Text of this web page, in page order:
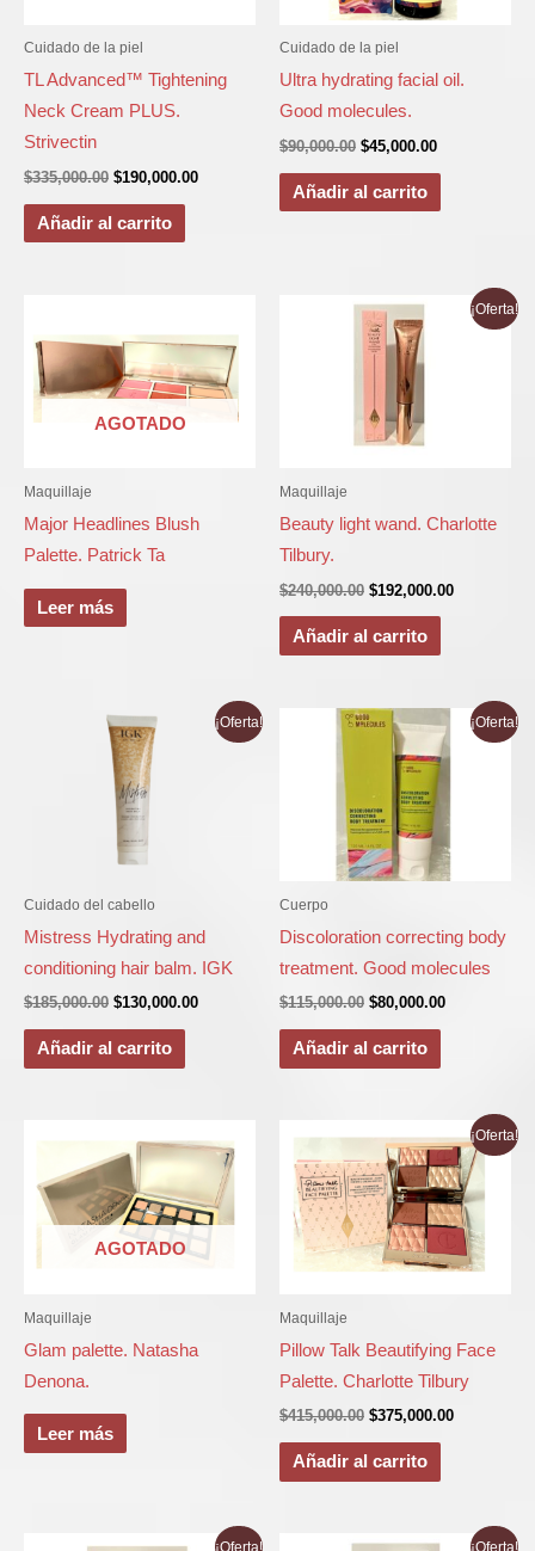
Cuidado de la piel
TL Advanced™ Tightening
Neck Cream PLUS.
Strivectin
$335,000.00 $190,000.00
Añadir al carrito
Cuidado de la piel
Ultra hydrating facial oil.
Good molecules.
$90,000.00 $45,000.00
Añadir al carrito
AGOTADO
Maquillaje
Major Headlines Blush
Palette. Patrick Ta
Leer más
¡Oferta!
Maquillaje
Beauty light wand. Charlotte
Tilbury.
$240,000.00
El
precio
original
$240,000.00.
$192,000.00
precio
Añadir al carrito
¡Oferta!
Cuidado del cabello
Mistress Hydrating and
conditioning hair balm. IGK
$185,000.00
El
precio
original
era:
$185,000.00.
$130,000.00
precio
Añadir al carrito
¡Oferta!
Cuerpo
Discoloration correcting body
treatment. Good molecules
$115,000.00
El
precio
original
$115,000.00.
$80,000.00
precio
actual
Añadir al carrito
AGOTADO
Maquillaje
Glam palette. Natasha
Denona.
Leer más
¡Oferta!
Maquillaje
Pillow Talk Beautifying Face
Palette. Charlotte Tilbury
$415,000.00
precio
original
era:
$415,000.00.
$375,000.00
precio
actual
es:
Añadir al carrito
¡Oferta!
El
¡Oferta!
El